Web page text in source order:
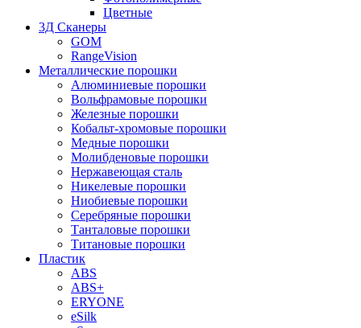
Цветные
3Д Сканеры
GOM
RangeVision
Металлические порошки
Алюминиевые порошки
Вольфрамовые порошки
Железные порошки
Кобальт-хромовые порошки
Медные порошки
Молибденовые порошки
Нержавеющая сталь
Никелевые порошки
Ниобиевые порошки
Серебряные порошки
Танталовые порошки
Титановые порошки
Пластик
ABS
ABS+
ERYONE
eSilk